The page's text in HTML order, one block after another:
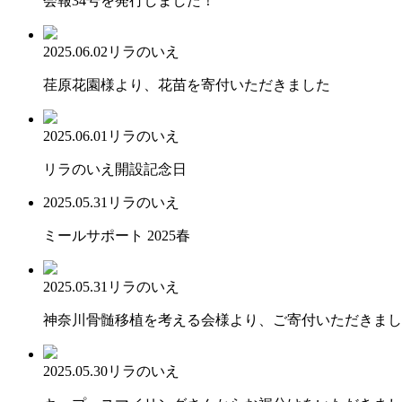
2025.06.02 リラのいえ
荏原花園様より、花苗を寄付いただきました
2025.06.01 リラのいえ
リラのいえ開設記念日
2025.05.31 リラのいえ
ミールサポート 2025春
2025.05.31 リラのいえ
神奈川骨髄移植を考える会様より、ご寄付いただきま
2025.05.30リラのいえ